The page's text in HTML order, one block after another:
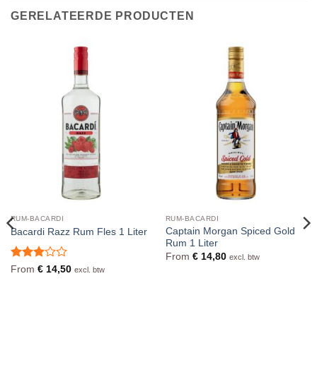
GERELATEERDE PRODUCTEN
RUM-BACARDI
Bacardi Razz Rum Fles 1 Liter
Waardering
From €14,50 excl. btw
RUM-BACARDI
Captain Morgan Spiced Gold
Rum 1 Liter
From €14,80 excl. btw